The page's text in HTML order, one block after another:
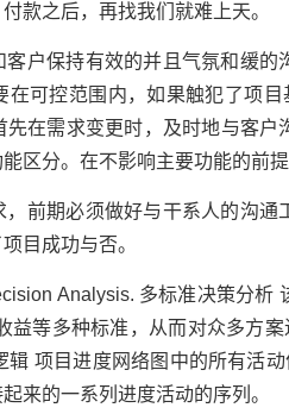
款之后，再找我们就难上天。
保持有效的并且气氛和缓的
可控范围内，如果触犯了项
在需求变更时，及时地与客
区分。在不影响主要功能的前提
期必须做好与干系人的沟通
目成功与否。
Analysis. 多标准决策分析
益等多种标准，从而对众多方
辑 项目进度网络图中的所有活
来的一系列进度活动的序列。